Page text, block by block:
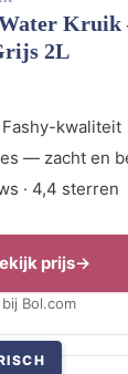
Water
2L
kwaliteit
— zacht en
· 4,4 sterren
prijs
bij Bol.com